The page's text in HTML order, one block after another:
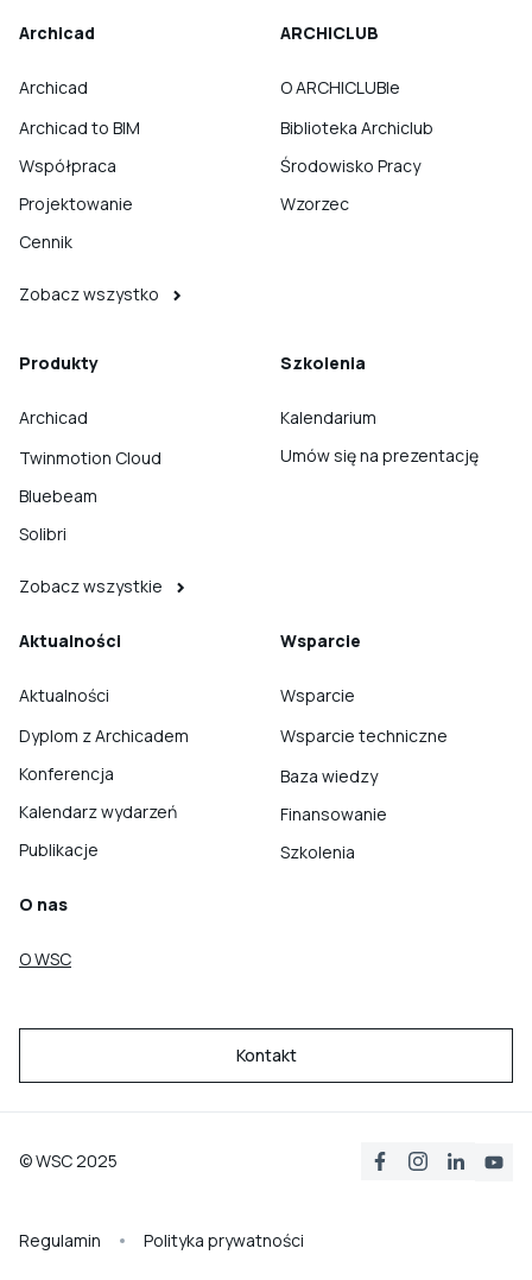
Archicad
Archicad
Archicad to BIM
Współpraca
Projektowanie
Cennik
Zobacz wszystko
ARCHICLUB
O ARCHICLUBIe
Biblioteka Archiclub
Środowisko Pracy
Wzorzec
Produkty
Archicad
Twinmotion Cloud
Bluebeam
Solibri
Zobacz wszystkie
Szkolenia
Kalendarium
Umów się na prezentację
Aktualności
Aktualności
Dyplom z Archicadem
Konferencja
Kalendarz wydarzeń
Publikacje
O nas
O WSC
Wsparcie
Wsparcie
Wsparcie techniczne
Baza wiedzy
Finansowanie
Szkolenia
Kontakt
© WSC 2025
Regulamin Polityka prywatności